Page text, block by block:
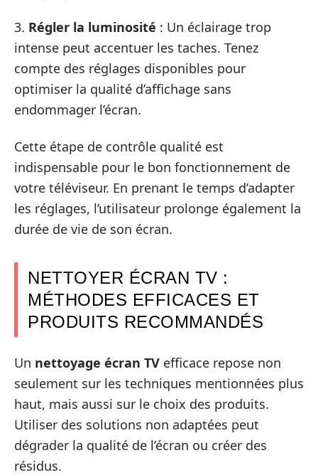
3. Régler la luminosité : Un éclairage trop
intense peut accentuer les taches. Tenez
compte des réglages disponibles pour
optimiser la qualité d’affichage sans
endommager l’écran.
Cette étape de contrôle qualité est
indispensable pour le bon fonctionnement de
votre téléviseur. En prenant le temps d’adapter
les réglages, l’utilisateur prolonge également la
durée de vie de son écran.
NETTOYER ÉCRAN TV :
MÉTHODES EFFICACES ET
PRODUITS RECOMMANDÉS
Un nettoyage écran TV efficace repose non
seulement sur les techniques mentionnées plus
haut, mais aussi sur le choix des produits.
Utiliser des solutions non adaptées peut
dégrader la qualité de l’écran ou créer des
résidus.